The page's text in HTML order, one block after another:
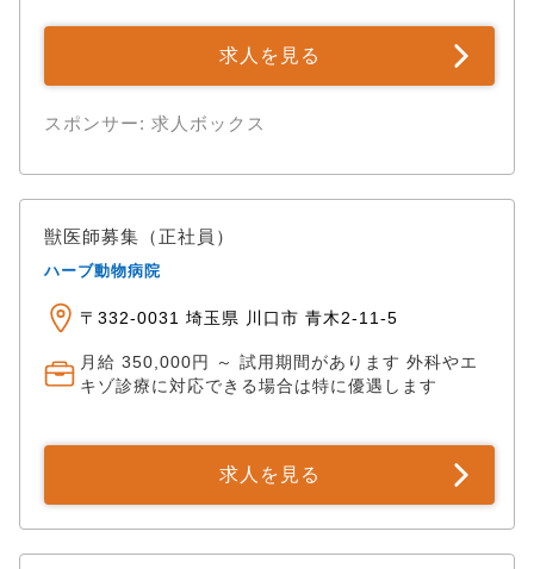
求人を見る
スポンサー: 求人ボックス
獣医師募集（正社員）
ハーブ動物病院
〒332-0031 埼玉県 川口市 青木2-11-5
月給 350,000円 ～ 試用期間があります 外科やエ
キゾ診療に対応できる場合は特に優遇します
求人を見る